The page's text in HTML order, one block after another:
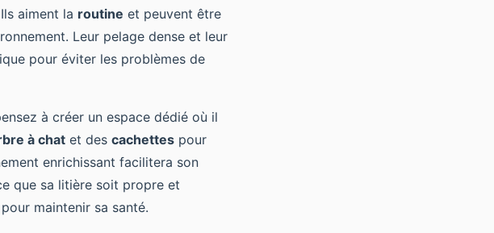
aiment la routine et peuvent être
Leur pelage dense et leur
pour éviter les problèmes de
à créer un espace dédié où il
à chat et des cachettes pour
enrichissant facilitera son
que sa litière soit propre et
maintenir sa santé.